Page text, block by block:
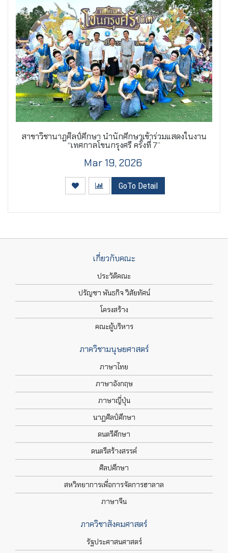
สาขาวิชานาฏศิลป์ศึกษา นำนักศึกษาเข้าร่วมแสดงในงาน
“เทศกาลโขนกรุงศรี ครั้งที่ 7”
Mar 19, 2026
GoTo Detail
เกี่ยวกับคณะ
ประวัติคณะ
ปรัญชา พันธกิจ วิสัยทัศน์
โครงสร้าง
คณะผู้บริหาร
ภาควิชามนุษยศาสตร์
ภาษาไทย
ภาษาอังกฤษ
ภาษาญี่ปุ่น
นาฏศิลป์ศึกษา
ดนตรีศึกษา
ดนตรีสร้างสรรค์
ศิลปศึกษา
สหวิทยาการเพื่อการจัดการฮาลาล
ภาษาจีน
ภาควิชาสังคมศาสตร์
รัฐประศาสนศาสตร์